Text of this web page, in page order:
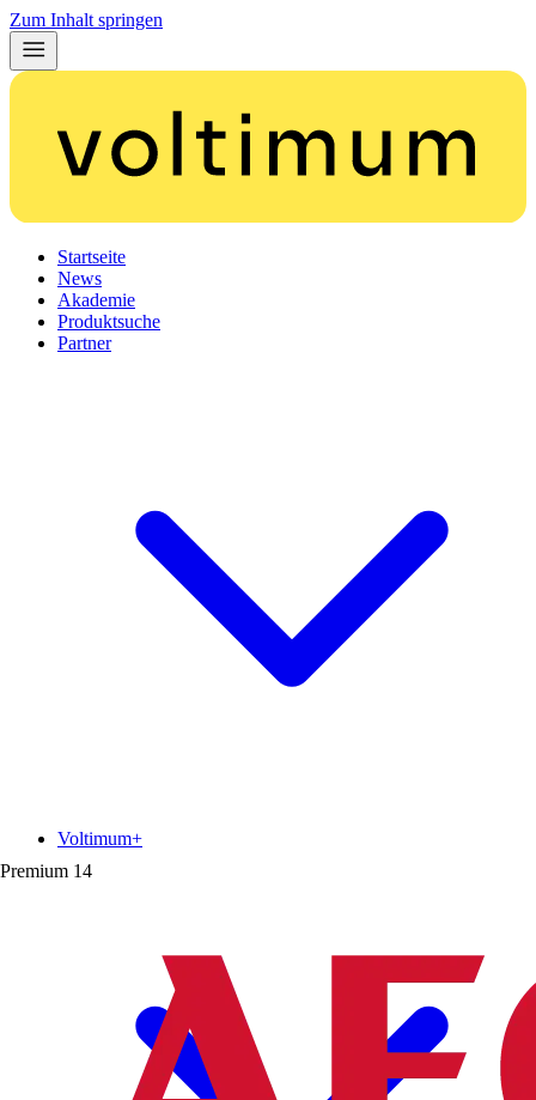
Zum Inhalt springen
Startseite
News
Akademie
Produktsuche
Partner
Premium 14
Voltimum+